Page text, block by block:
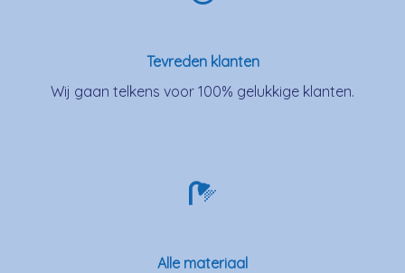
Tevreden klanten
Wij gaan telkens voor 100% gelukkige klanten.
Alle materiaal